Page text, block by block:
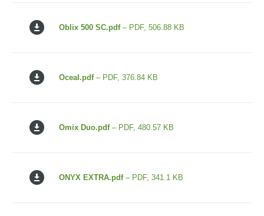
Oblix 500 SC.pdf– PDF, 506.88 KB
Oceal.pdf– PDF, 376.84 KB
Omix Duo.pdf– PDF, 480.57 KB
ONYX EXTRA.pdf– PDF, 341.1 KB